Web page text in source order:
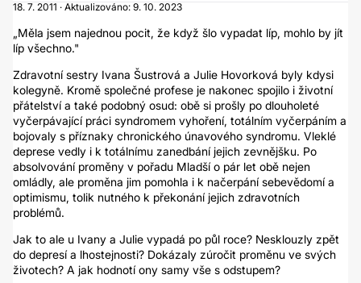
18. 7. 2011 · Aktualizováno: 9. 10. 2023
„Měla jsem najednou pocit, že když šlo vypadat líp, mohlo by jít
líp všechno."
Zdravotní sestry Ivana Šustrová a Julie Hovorková byly kdysi
kolegyně. Kromě společné profese je nakonec spojilo i životní
přátelství a také podobný osud: obě si prošly po dlouholeté
vyčerpávající práci syndromem vyhoření, totálním vyčerpáním a
bojovaly s příznaky chronického únavového syndromu. Vleklé
deprese vedly i k totálnímu zanedbání jejich zevnějšku. Po
absolvování proměny v pořadu Mladší o pár let obě nejen
omládly, ale proměna jim pomohla i k načerpání sebevědomí a
optimismu, tolik nutného k překonání jejich zdravotních
problémů.
Jak to ale u Ivany a Julie vypadá po půl roce? Nesklouzly zpět
do depresí a lhostejnosti? Dokázaly zúročit proměnu ve svých
životech? A jak hodnotí ony samy vše s odstupem?